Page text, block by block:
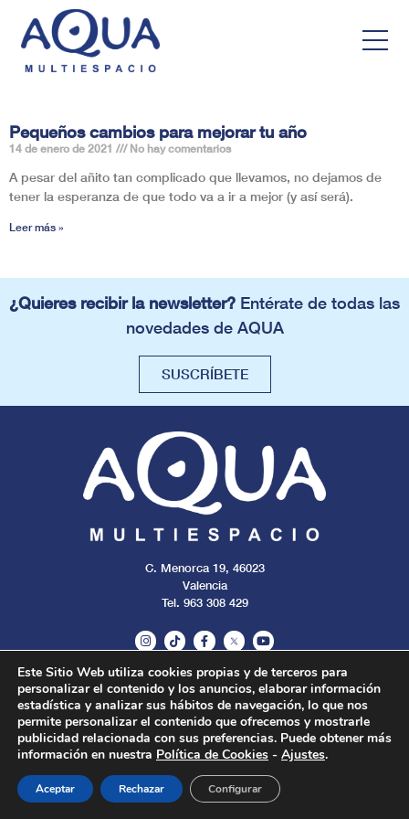
Pequeños cambios para mejorar tu año
14 de enero de 2021 No hay comentarios
A pesar del añito tan complicado que llevamos, no dejamos de
tener la esperanza de que todo va a ir a mejor (y así será).
Leer más »
¿Quieres recibir la newsletter? Entérate de todas las
novedades de AQUA
SUSCRÍBETE
C. Menorca 19, 46023
Valencia
Tel. 963 308 429
Todos los derechos reservados. 2024.
Aviso legal Cookies Privacidad
Este Sitio Web utiliza cookies propias y de terceros para
personalizar el contenido y los anuncios, elaborar información
estadística y analizar sus hábitos de navegación, lo que nos
permite personalizar el contenido que ofrecemos y mostrarle
publicidad relacionada con sus preferencias. Puede obtener más
información en nuestra Política de Cookies - Ajustes.
Aceptar Rechazar Configurar